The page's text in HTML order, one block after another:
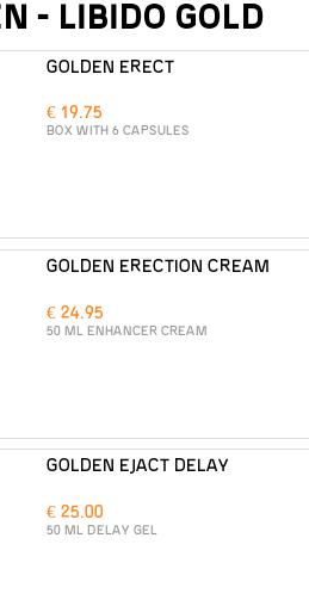
- LIBIDO GOLD
GOLDEN ERECT
€ 19.75
BOX WITH 6 CAPSULES
GOLDEN ERECTION CREAM
€ 24.95
50 ML ENHANCER CREAM
GOLDEN EJACT DELAY
€ 25.00
50 ML DELAY GEL